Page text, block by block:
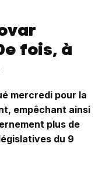
fois, à
mercredi pour la
empêchant ainsi
plus de
du 9